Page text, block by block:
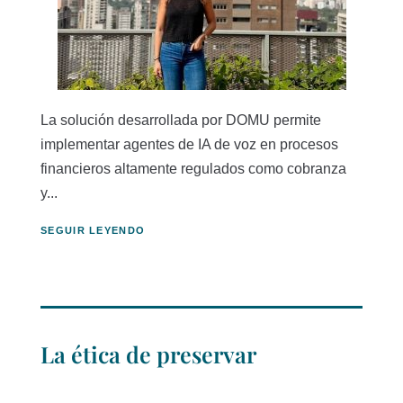
La solución desarrollada por DOMU permite
implementar agentes de IA de voz en procesos
financieros altamente regulados como cobranza
y...
SEGUIR LEYENDO
La ética de preservar